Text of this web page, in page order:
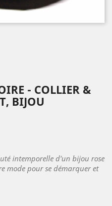
- COLLIER &
BIJOU
intemporelle d'un bijou rose
mode pour se démarquer et